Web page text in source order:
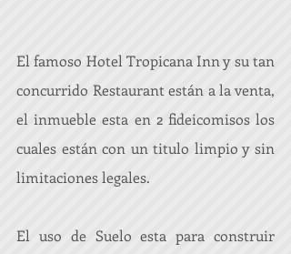
El famoso Hotel Tropicana Inn y su tan
concurrido Restaurant están a la venta,
el inmueble esta en 2 fideicomisos los
cuales están con un titulo limpio y sin
limitaciones legales.
El uso de Suelo esta para construir